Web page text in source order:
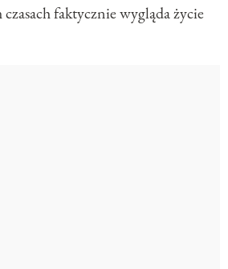
faktycznie wygląda życie